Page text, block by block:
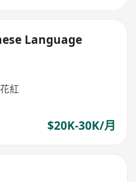
Language
紅
$20K-30K/月